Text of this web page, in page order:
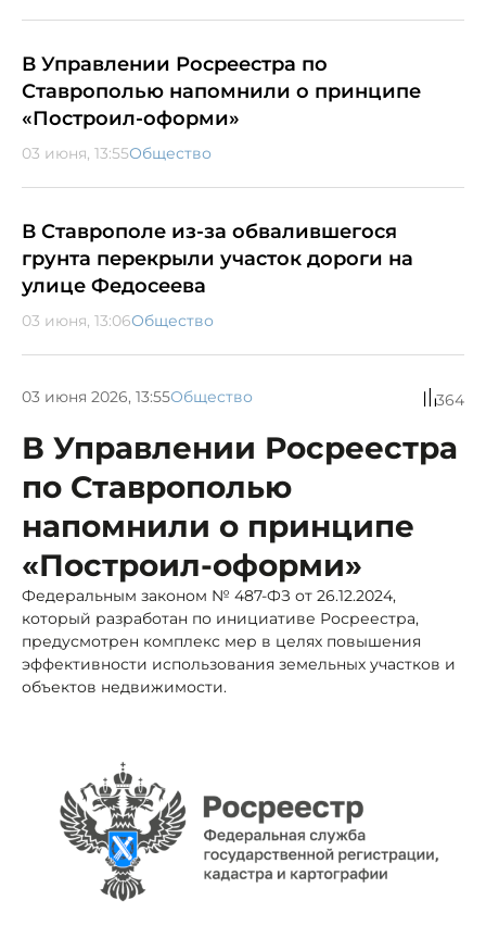
В Управлении Росреестра по
Ставрополью напомнили о принципе
«Построил-оформи»
03 июня, 13:55Общество
В Ставрополе из-за обвалившегося
грунта перекрыли участок дороги на
улице Федосеева
03 июня, 13:06Общество
03 июня 2026, 13:55Общество 364
В Управлении Росреестра
по Ставрополью
напомнили о принципе
«Построил-оформи»
Федеральным законом № 487-ФЗ от 26.12.2024,
который разработан по инициативе Росреестра,
предусмотрен комплекс мер в целях повышения
эффективности использования земельных участков и
объектов недвижимости.